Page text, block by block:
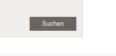
Suchen